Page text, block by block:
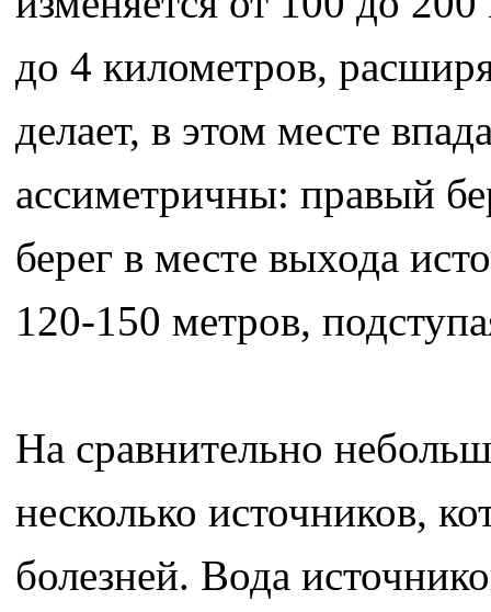
до 4 километров,
делает, в этом месте
ассиметричны: правый
берег в месте выхода
120-150 метров,
На сравнительно
несколько источников,
болезней. Вода